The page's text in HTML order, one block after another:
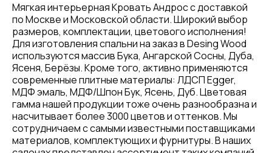
Мягкая интерьерная Кровать Андрос с доставкой
по Москве и Московской области. Широкий выбор
размеров, комплектации, цветового исполнения!
Для изготовления спальни на заказ в Desing Wood
используются массив Бука, Ангарской Сосны, Дуба,
Ясеня, Берёзы. Кроме того, активно применяются
современные плитные материалы: ЛДСП Egger,
МДФ эмаль, МДФ/Шпон Бук, Ясень, Дуб. Цветовая
гамма нашей продукции тоже очень разнообразна и
насчитывает более 3000 цветов и оттенков. Мы
сотрудничаем с самыми известными поставщиками
материалов, комплектующих и фурнитуры. В наших